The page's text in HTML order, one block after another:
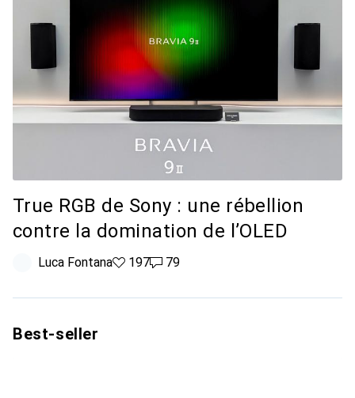
True RGB de Sony : une rébellion
contre la domination de l’OLED
Luca Fontana197 likes
19779 commentaires
79
Best-seller